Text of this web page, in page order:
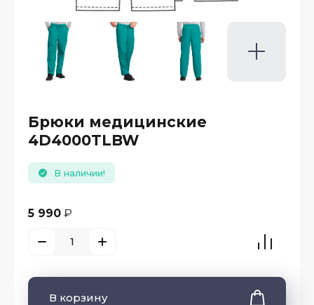
Брюки медицинские
4D4000TLBW
В наличии!
5 990 ₽
В корзину